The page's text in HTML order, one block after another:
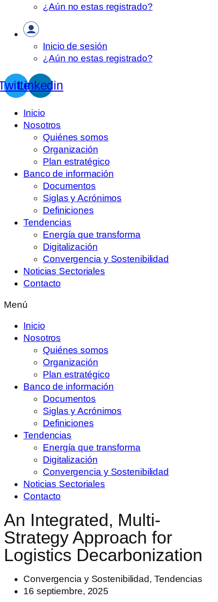
¿Aún no estas registrado?
Inicio de sesión
¿Aún no estas registrado?
Linkedin
Inicio
Nosotros
Quiénes somos
Organización
Plan estratégico
Banco de información
Documentos
Siglas y Acrónimos
Definiciones
Tendencias
Energía que transforma
Digitalización
Convergencia y Sostenibilidad
Noticias Sectoriales
Contacto
Menú
Inicio
Nosotros
Quiénes somos
Organización
Plan estratégico
Banco de información
Documentos
Siglas y Acrónimos
Definiciones
Tendencias
Energía que transforma
Digitalización
Convergencia y Sostenibilidad
Noticias Sectoriales
Contacto
An Integrated, Multi-
Strategy Approach for
Logistics Decarbonization
Convergencia y Sostenibilidad, Tendencias
16 septiembre, 2025